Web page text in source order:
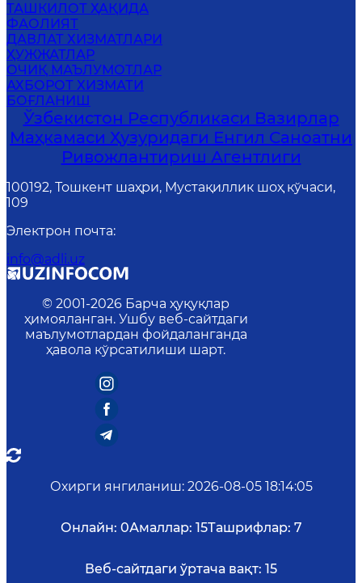
ТАШКИЛОТ ҲАҚИДА
ФАОЛИЯТ
ДАВЛАТ ХИЗМАТЛАРИ
ҲУЖЖАТЛАР
ОЧИҚ МАЪЛУМОТЛАР
АХБОРОТ ХИЗМАТИ
БОҒЛАНИШ
Ўзбекистон Республикаси Вазирлар
Маҳкамаси Ҳузуридаги Енгил Саноатни
Ривожлантириш Агентлиги
100192, Тошкент шаҳри, Мустақиллик шоҳ кўчаси,
109
Электрон почта:
info@adli.uz
© 2001-2026 Барча ҳуқуқлар
ҳимояланган. Ушбу веб-сайтдаги
маълумотлардан фойдаланганда
ҳавола кўрсатилиши шарт.
Охирги янгиланиш: 2026-08-05 18:14:05
Онлайн: 0Амаллар: 15Ташрифлар: 7
Веб-сайтдаги ўртача вақт: 15